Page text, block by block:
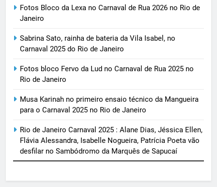
Fotos Bloco da Lexa no Carnaval de Rua 2026 no Rio de
Janeiro
Sabrina Sato, rainha de bateria da Vila Isabel, no
Carnaval 2025 do Rio de Janeiro
Fotos bloco Fervo da Lud no Carnaval de Rua 2025 no
Rio de Janeiro
Musa Karinah no primeiro ensaio técnico da Mangueira
para o Carnaval 2025 no Rio de Janeiro
Rio de Janeiro Carnaval 2025 : Alane Dias, Jéssica Ellen,
Flávia Alessandra, Isabelle Nogueira, Patrícia Poeta vão
desfilar no Sambódromo da Marquês de Sapucaí